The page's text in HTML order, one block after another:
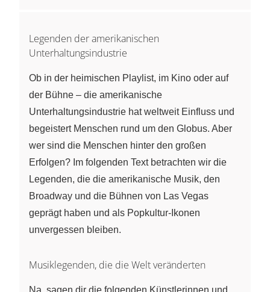
Legenden der amerikanischen
Unterhaltungsindustrie
Ob in der heimischen Playlist, im Kino oder auf
der Bühne – die amerikanische
Unterhaltungsindustrie hat weltweit Einfluss und
begeistert Menschen rund um den Globus. Aber
wer sind die Menschen hinter den großen
Erfolgen? Im folgenden Text betrachten wir die
Legenden, die die amerikanische Musik, den
Broadway und die Bühnen von Las Vegas
geprägt haben und als Popkultur-Ikonen
unvergessen bleiben.
Musiklegenden, die die Welt veränderten
Na, sagen dir die folgenden Künstlerinnen und